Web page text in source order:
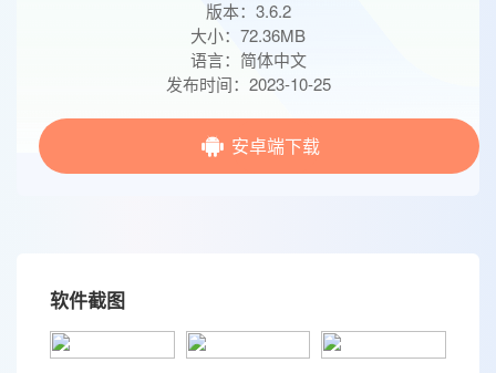
版本：3.6.2
大小：72.36MB
语言：简体中文
发布时间：2023-10-25
安卓端下载
软件截图